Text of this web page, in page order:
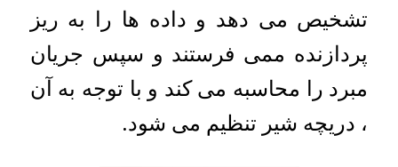
تشخیص می دهد و داده ها را به ریز
پردازنده ممی فرستند و سپس جریان
مبرد را محاسبه می کند و با توجه به آن
، دریچه شیر تنظیم می شود.